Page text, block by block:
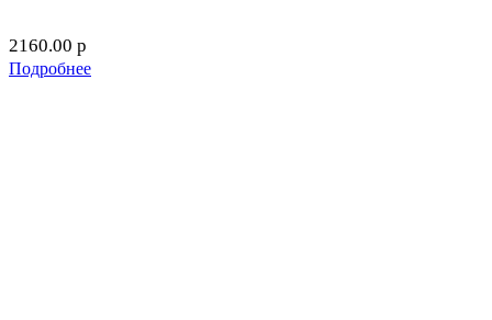
2160.00 p
Подробнее